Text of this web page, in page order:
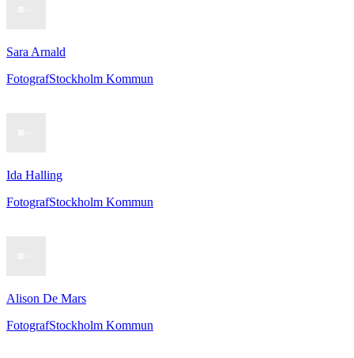
Sara Arnald
FotografStockholm Kommun
Ida Halling
FotografStockholm Kommun
Alison De Mars
FotografStockholm Kommun